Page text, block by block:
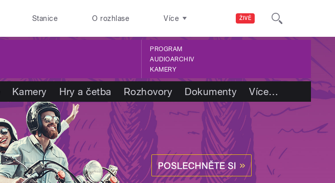
ŽIVĚ
Stanice O rozhlase Více
PROGRAM
AUDIOARCHIV
KAMERY
Kamery Hry a četba Rozhovory Dokumenty Více…